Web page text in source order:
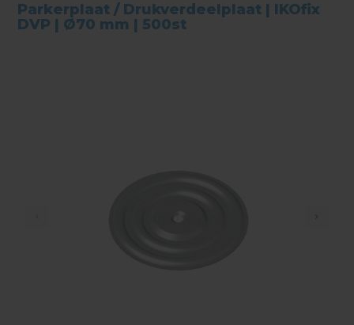
Parkerplaat / Drukverdeelplaat | IKOfix
DVP | Ø70 mm | 500st